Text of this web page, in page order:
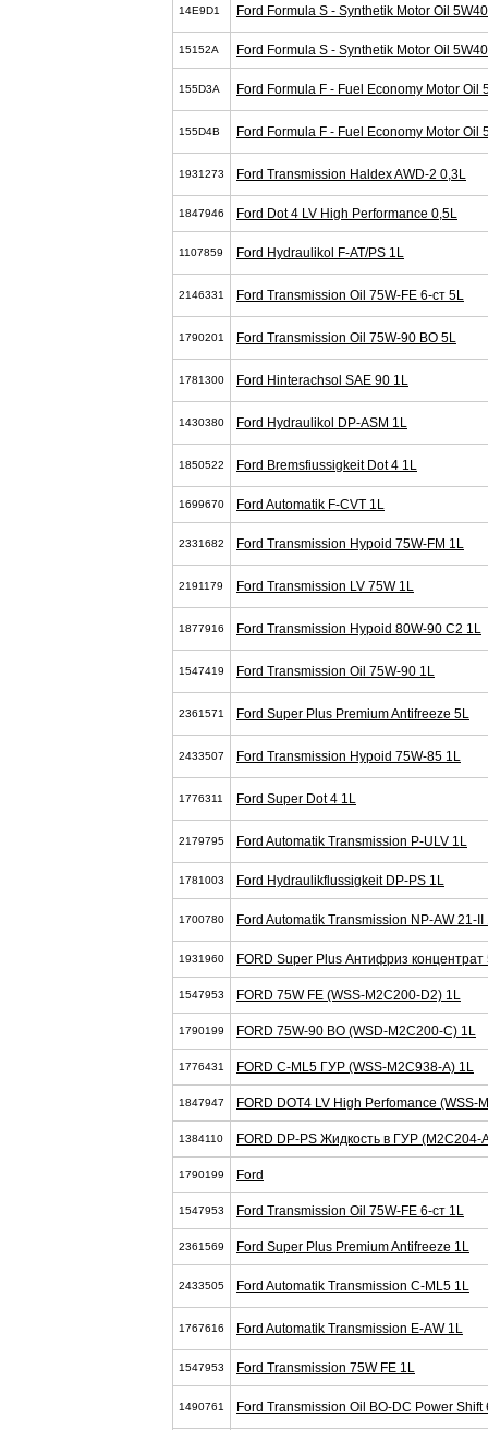
14E9D1 Ford Formula S - Synthetik Motor Oil
15152A Ford Formula S - Synthetik Motor Oil
155D3A Ford Formula F - Fuel Economy Motor Oil
155D4B Ford Formula F - Fuel Economy Motor Oil
1931273 Ford Transmission Haldex AWD-2 0,3L
1847946 Ford Dot 4 LV High Performance 0,5L
1107859 Ford Hydraulikol F-AT/PS 1L
2146331 Ford Transmission Oil 75W-FE 6-cт 5L
1790201 Ford Transmission Oil 75W-90 BO 5L
1781300 Ford Hinterachsol SAE 90 1L
1430380 Ford Hydraulikol DP-ASM 1L
1850522 Ford Bremsfiussigkeit Dot 4 1L
1699670 Ford Automatik F-CVT 1L
2331682 Ford Transmission Hypoid 75W-FM 1L
2191179 Ford Transmission LV 75W 1L
1877916 Ford Transmission Hypoid 80W-90 C2 1L
1547419 Ford Transmission Oil 75W-90 1L
2361571 Ford Super Plus Premium Antifreeze 5L
2433507 Ford Transmission Hypoid 75W-85 1L
1776311 Ford Super Dot 4 1L
2179795 Ford Automatik Transmission P-ULV 1L
1781003 Ford Hydraulikflussigkeit DP-PS 1L
1700780 Ford Automatik Transmission NP-AW 21-II
1931960 FORD Super Plus Антифриз концентрат
1547953 FORD 75W FE (WSS-M2C200-D2) 1L
1790199 FORD 75W-90 BO (WSD-M2C200-C) 1L
1776431 FORD C-ML5 ГУР (WSS-M2C938-A) 1L
1847947 FORD DOT4 LV High Perfomance (WSS-
1384110 FORD DP-PS Жидкость в ГУР (M2C204-
1790199 Ford
1547953 Ford Transmission Oil 75W-FE 6-cт 1L
2361569 Ford Super Plus Premium Antifreeze 1L
2433505 Ford Automatik Transmission C-ML5 1L
1767616 Ford Automatik Transmission E-AW 1L
1547953 Ford Transmission 75W FE 1L
1490761 Ford Transmission Oil BO-DC Power Shift